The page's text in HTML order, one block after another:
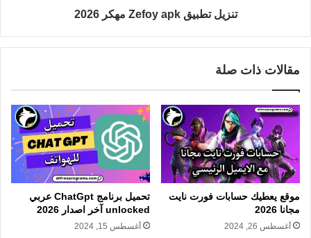
تنزيل تطبيق Zefoy apk مهكر 2026
مقالات ذات صلة
موقع يعطيك حسابات فورت نايت
مجانا 2026
أغسطس 26, 2024
تحميل برنامج ChatGpt عربي
unlocked آخر اصدار 2026
أغسطس 15, 2024